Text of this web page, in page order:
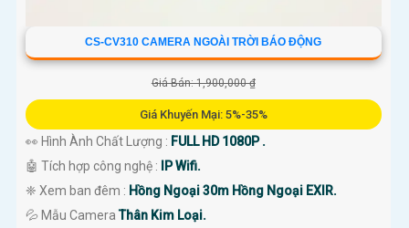
CS-CV310 CAMERA NGOÀI TRỜI BÁO ĐỘNG
Giá Bán: 1,900,000 ₫
Giá Khuyến Mại: 5%-35%
👀 Hình Ành Chất Lượng : FULL HD 1080P .
🤖️ Tích hợp công nghệ :
IP Wifi.
❈ Xem ban đêm : Hồng Ngoại 30m Hồng Ngoại EXIR.
💦 Mẫu CameraThân Kim Loại.